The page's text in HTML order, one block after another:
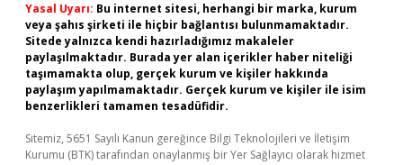
Yasal Uyarı: Bu internet sitesi, herhangi bir marka, kurum
veya şahıs şirketi ile hiçbir bağlantısı bulunmamaktadır.
Sitede yalnızca kendi hazırladığımız makaleler
paylaşılmaktadır. Burada yer alan içerikler haber niteliği
taşımamakta olup, gerçek kurum ve kişiler hakkında
paylaşım yapılmamaktadır. Gerçek kurum ve kişiler ile isim
benzerlikleri tamamen tesadüfidir.
Sitemiz, 5651 Sayılı Kanun gereğince Bilgi Teknolojileri ve İletişim
Kurumu (BTK) tarafından onaylanmış bir Yer Sağlayıcı olarak hizmet